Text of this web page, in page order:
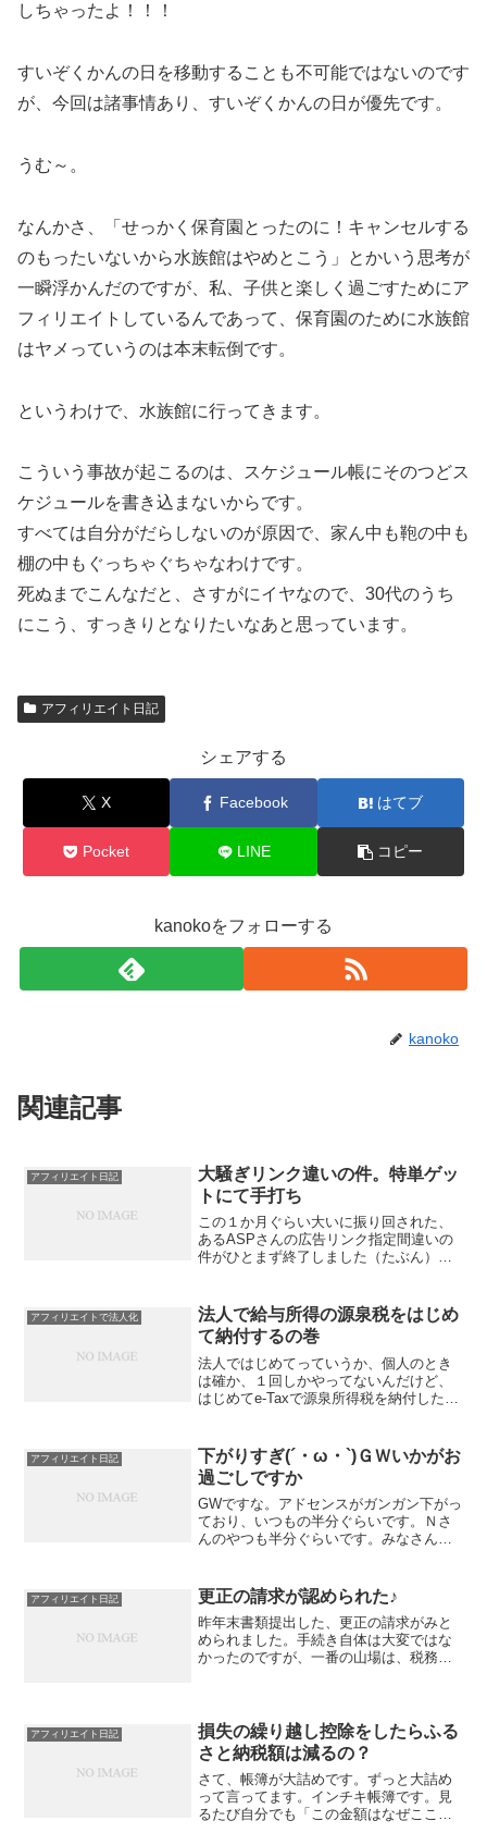
しちゃったよ！！！
すいぞくかんの日を移動することも不可能ではないのです
が、今回は諸事情あり、すいぞくかんの日が優先です。
うむ～。
なんかさ、「せっかく保育園とったのに！キャンセルする
のもったいないから水族館はやめとこう」とかいう思考が
一瞬浮かんだのですが、私、子供と楽しく過ごすためにア
フィリエイトしているんであって、保育園のために水族館
はヤメっていうのは本末転倒です。
というわけで、水族館に行ってきます。
こういう事故が起こるのは、スケジュール帳にそのつどス
ケジュールを書き込まないからです。
すべては自分がだらしないのが原因で、家ん中も鞄の中も
棚の中もぐっちゃぐちゃなわけです。
死ぬまでこんなだと、さすがにイヤなので、30代のうち
にこう、すっきりとなりたいなあと思っています。
アフィリエイト日記
シェアする
X Facebook はてブ
Pocket LINE コピー
kanokoをフォローする
kanoko
関連記事
アフィリエイト日記
大騒ぎリンク違いの件。特単ゲッ
トにて手打ち
この１か月ぐらい大いに振り回された、
あるASPさんの広告リンク指定間違いの
件がひとまず終了しました（たぶん）。
なりませんか」とやったら、なんと１か
月間の特単のご提案をく...
アフィリエイトで法人化
法人で給与所得の源泉税をはじめ
て納付するの巻
法人ではじめてっていうか、個人のとき
は確か、１回しかやってないんだけど、
はじめてe-Taxで源泉所得税を納付した。
で納付まで終わったのでびっくりした。
忘れそうな...
アフィリエイト日記
下がりすぎ(´・ω・`)ＧＷいかがお
過ごしですか
GWですな。アドセンスがガンガン下がっ
ており、いつもの半分ぐらいです。Ｎさ
んのやつも半分ぐらいです。みなさんお
アフィリエイト日記 更正の請求が認められた♪
昨年末書類提出した、更正の請求がみと
められました。手続き自体は大変ではな
かったのですが、一番の山場は、税務署
マギ！更正の請求は一筋縄...
アフィリエイト日記
損失の繰り越し控除をしたらふる
さと納税額は減るの？
さて、帳簿が大詰めです。ずっと大詰め
って言ってます。インチキ帳簿です。見
るたび自分でも「この金額はなぜここに